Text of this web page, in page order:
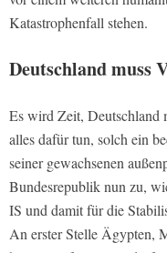
Katastrophenfall stehen.
Deutschland muss
Es wird Zeit, Deutschland
alles dafür tun, solch ein
seiner gewachsenen
Bundesrepublik nun zu,
IS und damit für die
An erster Stelle Ägypten,